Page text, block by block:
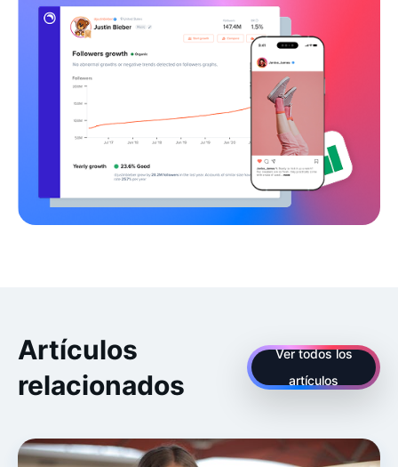
Artículos
relacionados
Ver todos los
artículos